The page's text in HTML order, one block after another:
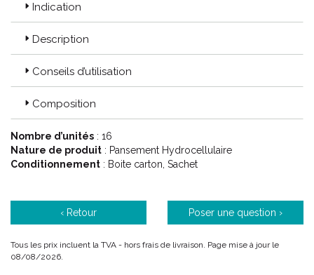
INNOVATION :Innover, c’ est être énergique, créatif et passionné
dans tout ce que nous faisons. Innover, c’ est être pionnier dans
notre domaine ; c’ est anticiper les besoins, surmonter les
barrières et développer des opportunités.
étroites et de longue durée avec ses clients, ses collègues et
dans les communautés où ils sont actifs, parce que Smith &
Nephew sait qu' il doit gagner leur confiance.
Indication
Description
Conseils d’utilisation
Composition
Nombre d’unités : 16
Nature de produit : Pansement Hydrocellulaire
Conditionnement : Boite carton, Sachet
‹ Retour Poser une question ›
Tous les prix incluent la TVA - hors frais de livraison. Page mise à jour le
08/08/2026.